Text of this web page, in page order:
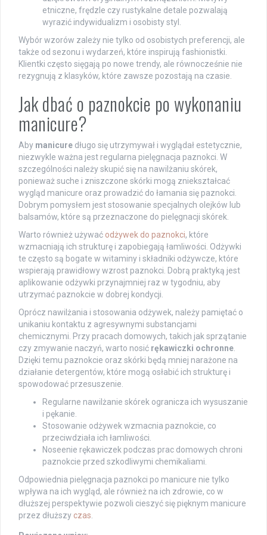
etniczne, frędzle czy rustykalne detale pozwalają
wyrazić indywidualizm i osobisty styl.
Wybór wzorów zależy nie tylko od osobistych preferencji, ale
także od sezonu i wydarzeń, które inspirują fashionistki.
Klientki często sięgają po nowe trendy, ale równocześnie nie
rezygnują z klasyków, które zawsze pozostają na czasie.
Jak dbać o paznokcie po wykonaniu
manicure?
Aby manicure długo się utrzymywał i wyglądał estetycznie,
niezwykle ważna jest regularna pielęgnacja paznokci. W
szczególności należy skupić się na nawilżaniu skórek,
ponieważ suche i zniszczone skórki mogą zniekształcać
wygląd manicure oraz prowadzić do łamania się paznokci.
Dobrym pomysłem jest stosowanie specjalnych olejków lub
balsamów, które są przeznaczone do pielęgnacji skórek.
Warto również używać odżywek do paznokci, które
wzmacniają ich strukturę i zapobiegają łamliwości. Odżywki
te często są bogate w witaminy i składniki odżywcze, które
wspierają prawidłowy wzrost paznokci. Dobrą praktyką jest
aplikowanie odżywki przynajmniej raz w tygodniu, aby
utrzymać paznokcie w dobrej kondycji.
Oprócz nawilżania i stosowania odżywek, należy pamiętać o
unikaniu kontaktu z agresywnymi substancjami
chemicznymi. Przy pracach domowych, takich jak sprzątanie
czy zmywanie naczyń, warto nosić rękawiczki ochronne.
Dzięki temu paznokcie oraz skórki będą mniej narażone na
działanie detergentów, które mogą osłabić ich strukturę i
spowodować przesuszenie.
Regularne nawilżanie skórek ogranicza ich wysuszanie
i pękanie.
Stosowanie odżywek wzmacnia paznokcie, co
przeciwdziała ich łamliwości.
Noseenie rękawiczek podczas prac domowych chroni
paznokcie przed szkodliwymi chemikaliami.
Odpowiednia pielęgnacja paznokci po manicure nie tylko
wpływa na ich wygląd, ale również na ich zdrowie, co w
dłuższej perspektywie pozwoli cieszyć się pięknym manicure
przez dłuższy czas.